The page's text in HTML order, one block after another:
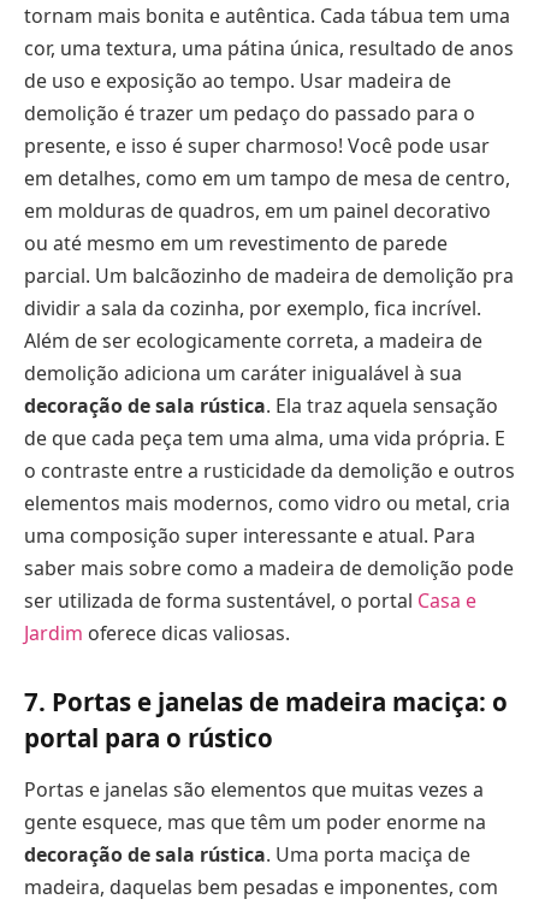
tornam mais bonita e autêntica. Cada tábua tem uma
cor, uma textura, uma pátina única, resultado de anos
de uso e exposição ao tempo. Usar madeira de
demolição é trazer um pedaço do passado para o
presente, e isso é super charmoso! Você pode usar
em detalhes, como em um tampo de mesa de centro,
em molduras de quadros, em um painel decorativo
ou até mesmo em um revestimento de parede
parcial. Um balcãozinho de madeira de demolição pra
dividir a sala da cozinha, por exemplo, fica incrível.
Além de ser ecologicamente correta, a madeira de
demolição adiciona um caráter inigualável à sua
decoração de sala rústica. Ela traz aquela sensação
de que cada peça tem uma alma, uma vida própria. E
o contraste entre a rusticidade da demolição e outros
elementos mais modernos, como vidro ou metal, cria
uma composição super interessante e atual. Para
saber mais sobre como a madeira de demolição pode
ser utilizada de forma sustentável, o portal Casa e
Jardim oferece dicas valiosas.
7. Portas e janelas de madeira maciça: o
portal para o rústico
Portas e janelas são elementos que muitas vezes a
gente esquece, mas que têm um poder enorme na
decoração de sala rústica. Uma porta maciça de
madeira, daquelas bem pesadas e imponentes, com